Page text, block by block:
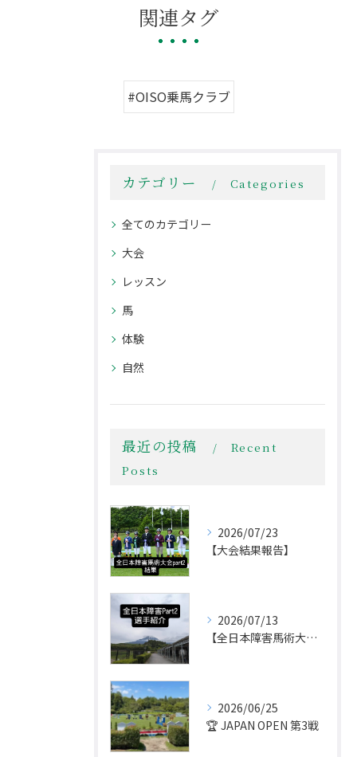
関連タグ
#OISO乗馬クラブ
カテゴリー Categories
全てのカテゴリー
大会
レッスン
馬
体験
自然
最近の投稿
Recent
Posts
2026/07/23
​【大会結果報告】
2026/07/13
​【全日本障害馬術大会 出場人馬のご紹介！🐴🔥】
2026/06/25
🏆 JAPAN OPEN 第3戦